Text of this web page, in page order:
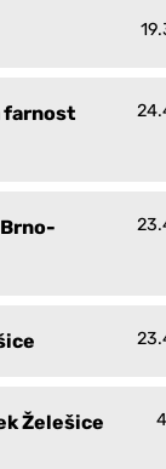
farnost
Želešice